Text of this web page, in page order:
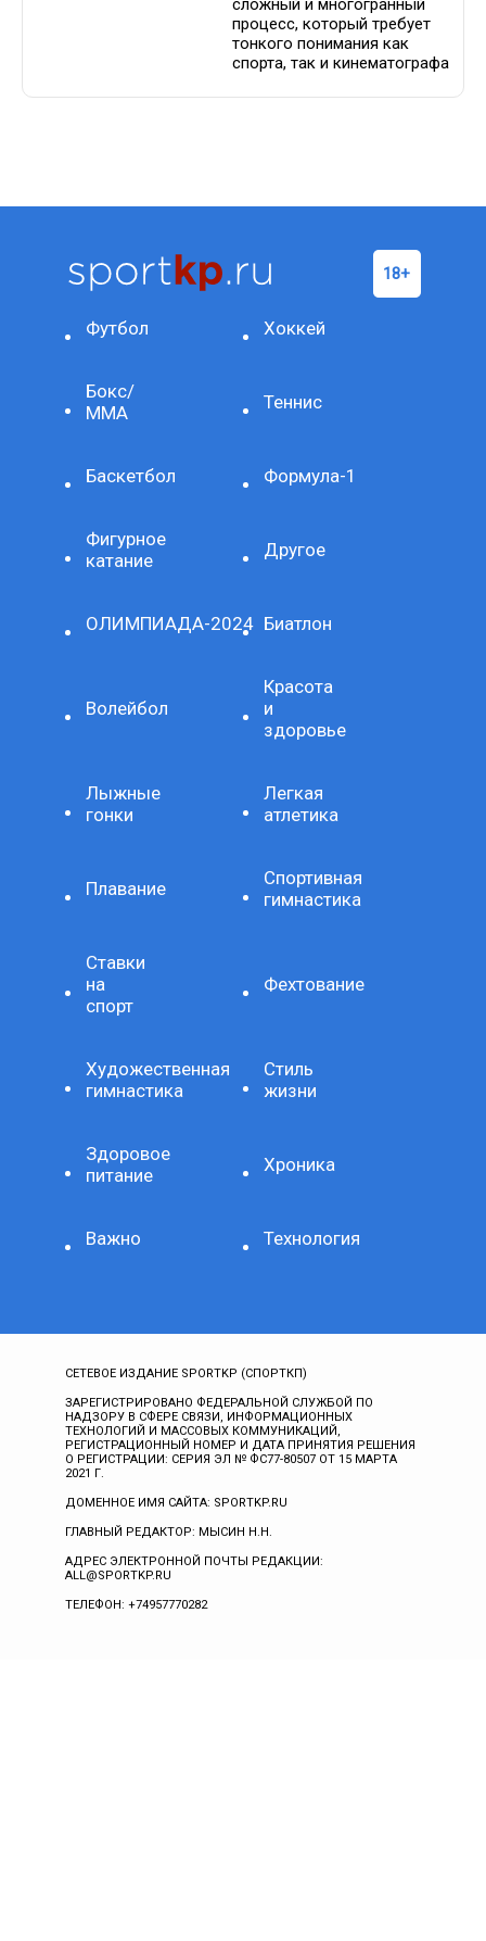
сложный и многогранный
процесс, который требует
тонкого понимания как
спорта, так и кинематографа
Футбол Хоккей
Бокс/
ММА
Теннис
Баскетбол Формула-1
Фигурное
катание
Другое
ОЛИМПИАДА-2024 Биатлон
Волейбол
Красота
и
здоровье
Лыжные
гонки
Легкая
атлетика
Плавание
Спортивная
гимнастика
Ставки
на
спорт
Фехтование
Художественная
гимнастика
Стиль
жизни
Здоровое
питание
Хроника
Важно Технология
СЕТЕВОЕ ИЗДАНИЕ SPORTKP (СПОРТКП)
ЗАРЕГИСТРИРОВАНО ФЕДЕРАЛЬНОЙ СЛУЖБОЙ ПО
НАДЗОРУ В СФЕРЕ СВЯЗИ, ИНФОРМАЦИОННЫХ
ТЕХНОЛОГИЙ И МАССОВЫХ КОММУНИКАЦИЙ,
РЕГИСТРАЦИОННЫЙ НОМЕР И ДАТА ПРИНЯТИЯ РЕШЕНИЯ
О РЕГИСТРАЦИИ: СЕРИЯ ЭЛ № ФС77-80507 ОТ 15 МАРТА
2021 Г.
ДОМЕННОЕ ИМЯ САЙТА: SPORTKP.RU
ГЛАВНЫЙ РЕДАКТОР: МЫСИН Н.Н.
АДРЕС ЭЛЕКТРОННОЙ ПОЧТЫ РЕДАКЦИИ:
ALL@SPORTKP.RU
ТЕЛЕФОН: +74957770282